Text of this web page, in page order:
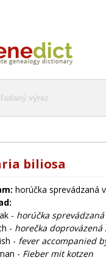
biliosa
horúčka sprevádzaná
- horúčka
- horečka
- fever accompanied
- Fieber mit kotzen